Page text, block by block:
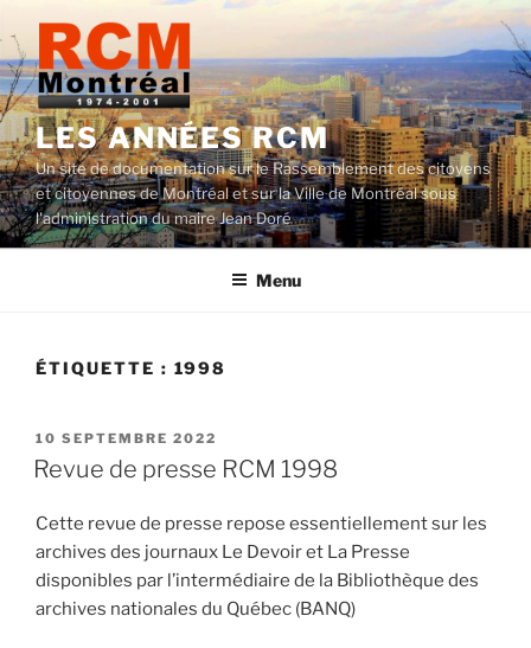
au
contenu
LES ANNÉES RCM
Un site de documentation sur le Rassemblement des citoyens
et citoyennes de Montréal et sur la Ville de Montréal sous
l'administration du maire Jean Doré
Menu
ÉTIQUETTE : 1998
PUBLIÉ
LE
10 SEPTEMBRE 2022
Revue de presse RCM 1998
Cette revue de presse repose essentiellement sur les
archives des journaux Le Devoir et La Presse
disponibles par l’intermédiaire de la Bibliothèque des
archives nationales du Québec (BANQ)